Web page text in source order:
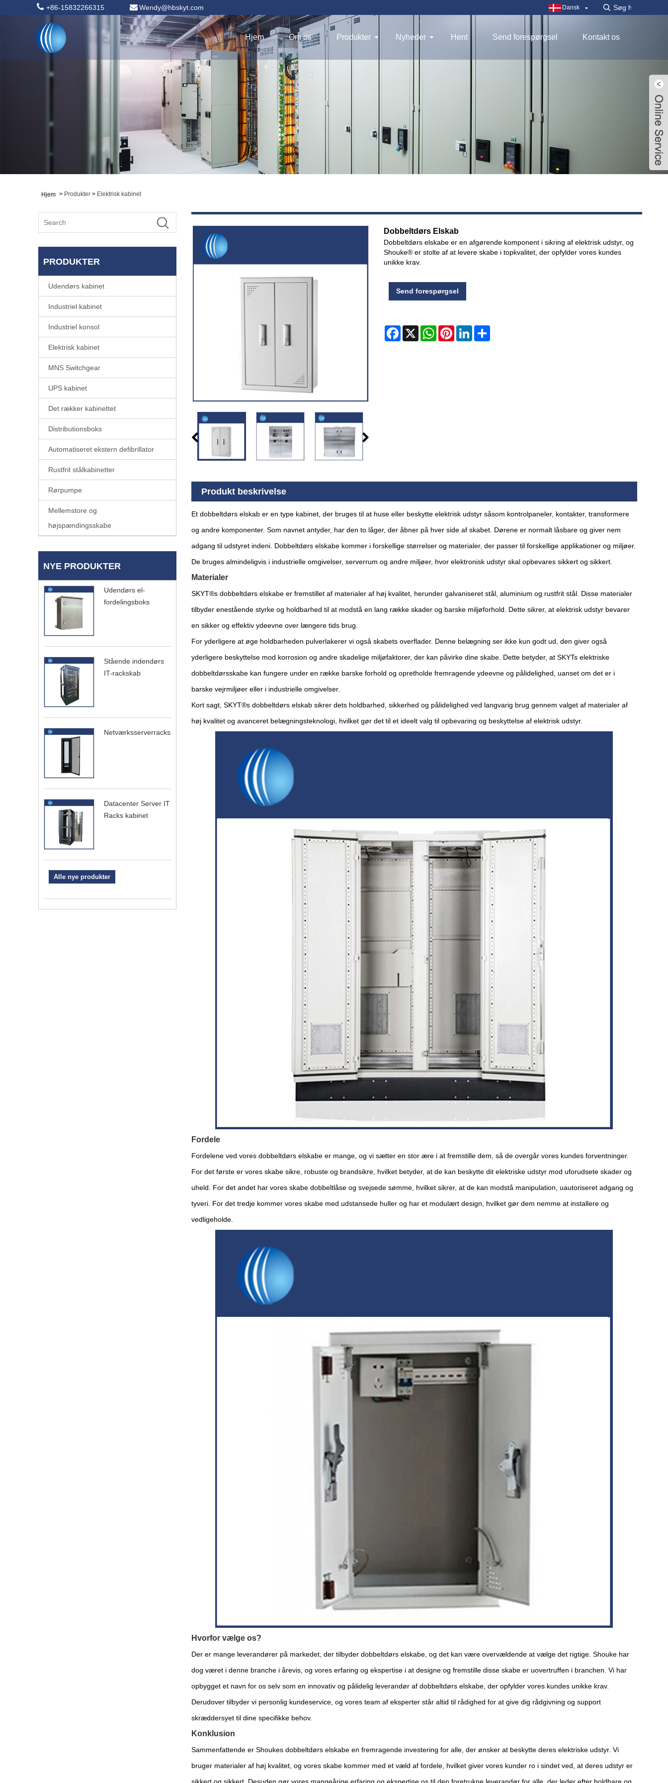
+86-15832266315 Wendy@hbskyt.com Dansk
Hjem Om os Produkter Nyheder Hent Send forespørgsel Kontakt os
Hjem > Produkter > Elektrisk kabinet
PRODUKTER
Udendørs kabinet
Industriel kabinet
Industriel konsol
Elektrisk kabinet
MNS Switchgear
UPS kabinet
Det rækker kabinettet
Distributionsboks
Automatiseret ekstern defibrillator
Rustfrit stålkabinetter
Rørpumpe
Mellemstore og
højspændingsskabe
NYE PRODUKTER
Udendørs el-
fordelingsboks
Stående indendørs
IT-rackskab
Netværksserverrackskab
Datacenter Server IT
Racks kabinet
Alle nye produkter
Dobbeltdørs Elskab
Dobbeltdørs elskabe er en afgørende komponent i sikring af elektrisk udstyr, og
Shouke® er stolte af at levere skabe i topkvalitet, der opfylder vores kundes
unikke krav.
Send forespørgsel
Facebook
X WhatsAppPinterestLinkedIn
Produkt beskrivelse
Et dobbeltdørs elskab er en type kabinet, der bruges til at huse eller beskytte elektrisk udstyr såsom kontrolpaneler, kontakter, transformere
og andre komponenter. Som navnet antyder, har den to låger, der åbner på hver side af skabet. Dørene er normalt låsbare og giver nem
adgang til udstyret indeni. Dobbeltdørs elskabe kommer i forskellige størrelser og materialer, der passer til forskellige applikationer og miljøer.
De bruges almindeligvis i industrielle omgivelser, serverrum og andre miljøer, hvor elektronisk udstyr skal opbevares sikkert og sikkert.
Materialer
SKYT®s dobbeltdørs elskabe er fremstillet af materialer af høj kvalitet, herunder galvaniseret stål, aluminium og rustfrit stål. Disse materialer
tilbyder enestående styrke og holdbarhed til at modstå en lang række skader og barske miljøforhold. Dette sikrer, at elektrisk udstyr bevarer
en sikker og effektiv ydeevne over længere tids brug.
For yderligere at øge holdbarheden pulverlakerer vi også skabets overflader. Denne belægning ser ikke kun godt ud, den giver også
yderligere beskyttelse mod korrosion og andre skadelige miljøfaktorer, der kan påvirke dine skabe. Dette betyder, at SKYTs elektriske
dobbeltdørsskabe kan fungere under en række barske forhold og opretholde fremragende ydeevne og pålidelighed, uanset om det er i
barske vejrmiljøer eller i industrielle omgivelser.
Kort sagt, SKYT®s dobbeltdørs elskab sikrer dets holdbarhed, sikkerhed og pålidelighed ved langvarig brug gennem valget af materialer af
høj kvalitet og avanceret belægningsteknologi, hvilket gør det til et ideelt valg til opbevaring og beskyttelse af elektrisk udstyr.
Fordele
Fordelene ved vores dobbeltdørs elskabe er mange, og vi sætter en stor ære i at fremstille dem, så de overgår vores kundes forventninger.
For det første er vores skabe sikre, robuste og brandsikre, hvilket betyder, at de kan beskytte dit elektriske udstyr mod uforudsete skader og
uheld. For det andet har vores skabe dobbeltlåse og svejsede sømme, hvilket sikrer, at de kan modstå manipulation, uautoriseret adgang og
tyveri. For det tredje kommer vores skabe med udstansede huller og har et modulært design, hvilket gør dem nemme at installere og
vedligeholde.
Hvorfor vælge os?
Der er mange leverandører på markedet, der tilbyder dobbeltdørs elskabe, og det kan være overvældende at vælge det rigtige. Shouke har
dog været i denne branche i årevis, og vores erfaring og ekspertise i at designe og fremstille disse skabe er uovertruffen i branchen. Vi har
opbygget et navn for os selv som en innovativ og pålidelig leverandør af dobbeltdørs elskabe, der opfylder vores kundes unikke krav.
Derudover tilbyder vi personlig kundeservice, og vores team af eksperter står altid til rådighed for at give dig rådgivning og support
skræddersyet til dine specifikke behov.
Konklusion
Sammenfattende er Shoukes dobbeltdørs elskabe en fremragende investering for alle, der ønsker at beskytte deres elektriske udstyr. Vi
bruger materialer af høj kvalitet, og vores skabe kommer med et væld af fordele, hvilket giver vores kunder ro i sindet ved, at deres udstyr er